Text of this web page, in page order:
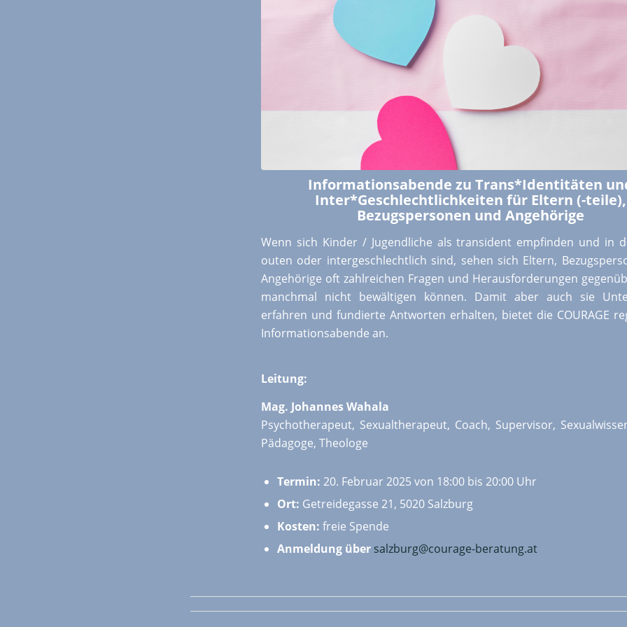
Informationsabende zu Trans*Identitäten
Inter*Geschlechtlichkeiten für Eltern (-teile),
Bezugspersonen und Angehörige
Wenn sich Kinder / Jugendliche als transident empfinden und in
outen oder intergeschlechtlich sind, sehen sich Eltern,
Angehörige oft zahlreichen Fragen und Herausforderungen
manchmal nicht bewältigen können. Damit aber auch sie
erfahren und fundierte Antworten erhalten, bietet die COURAGE
Informationsabende an.
Leitung:
Mag. Johannes Wahala
Psychotherapeut, Sexualtherapeut, Coach, Supervisor,
Pädagoge, Theologe
Termin: 20. Februar 2025 von 18:00 bis 20:00 Uhr
Ort: Getreidegasse 21, 5020 Salzburg
Kosten: freie Spende
Anmeldung über salzburg@courage-beratung.at